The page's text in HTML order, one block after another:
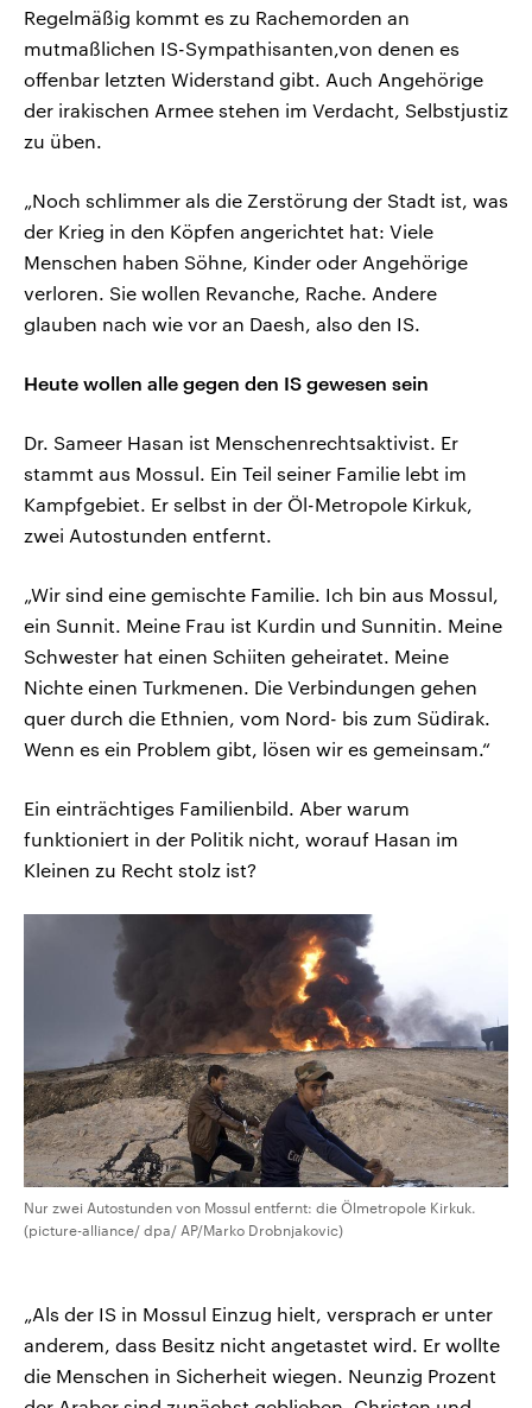
Regelmäßig kommt es zu Rachemorden an
mutmaßlichen IS-Sympathisanten,von denen es
offenbar letzten Widerstand gibt. Auch Angehörige
der irakischen Armee stehen im Verdacht, Selbstjustiz
zu üben.
„Noch schlimmer als die Zerstörung der Stadt ist, was
der Krieg in den Köpfen angerichtet hat: Viele
Menschen haben Söhne, Kinder oder Angehörige
verloren. Sie wollen Revanche, Rache. Andere
glauben nach wie vor an Daesh, also den IS.
Heute wollen alle gegen den IS gewesen sein
Dr. Sameer Hasan ist Menschenrechtsaktivist. Er
stammt aus Mossul. Ein Teil seiner Familie lebt im
Kampfgebiet. Er selbst in der Öl-Metropole Kirkuk,
zwei Autostunden entfernt.
„Wir sind eine gemischte Familie. Ich bin aus Mossul,
ein Sunnit. Meine Frau ist Kurdin und Sunnitin. Meine
Schwester hat einen Schiiten geheiratet. Meine
Nichte einen Turkmenen. Die Verbindungen gehen
quer durch die Ethnien, vom Nord- bis zum Südirak.
Wenn es ein Problem gibt, lösen wir es gemeinsam.“
Ein einträchtiges Familienbild. Aber warum
funktioniert in der Politik nicht, worauf Hasan im
Kleinen zu Recht stolz ist?
Nur zwei Autostunden von Mossul entfernt: die Ölmetropole Kirkuk.
(picture-alliance/ dpa/ AP/Marko Drobnjakovic)
„Als der IS in Mossul Einzug hielt, versprach er unter
anderem, dass Besitz nicht angetastet wird. Er wollte
die Menschen in Sicherheit wiegen. Neunzig Prozent